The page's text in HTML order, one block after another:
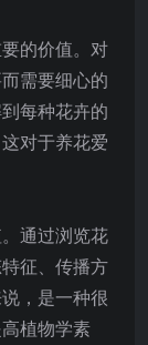
的价值。对
需要细心的
每种花卉的
对于养花爱
通过浏览花
征、传播方
，是一种很
植物学素